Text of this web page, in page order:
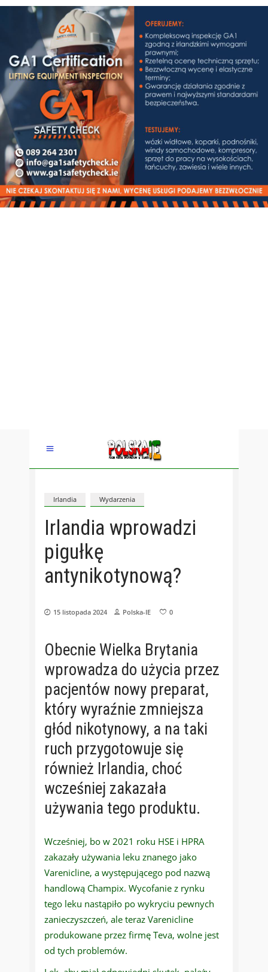
Irlandia Wydarzenia
Irlandia wprowadzi
pigułkę
antynikotynową?
15 listopada 2024 Polska-IE 0
Obecnie Wielka Brytania
wprowadza do użycia przez
pacjentów nowy preparat,
który wyraźnie zmniejsza
głód nikotynowy, a na taki
ruch przygotowuje się
również Irlandia, choć
wcześniej zakazała
używania tego produktu.
Wcześniej, bo w 2021 roku HSE i HPRA
zakazały używania leku znanego jako
Varenicline, a występującego pod nazwą
handlową Champix. Wycofanie z rynku
tego leku nastąpiło po wykryciu pewnych
zanieczyszczeń, ale teraz Varenicline
produkowane przez firmę Teva, wolne jest
od tych problemów.